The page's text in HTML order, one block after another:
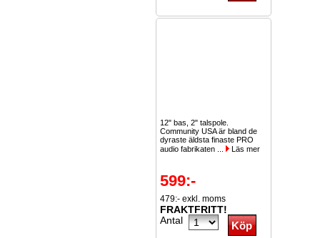
12" bas, 2" talspole.
Community USA är bland de
dyraste äldsta finaste PRO
audio fabrikaten ...
Läs mer
599:-
479:- exkl. moms
FRAKTFRITT!
Antal